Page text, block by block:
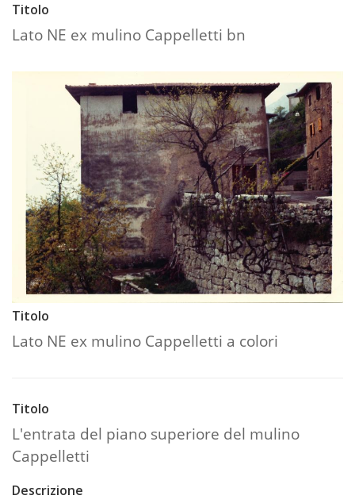
Titolo
Lato NE ex mulino Cappelletti bn
Titolo
Lato NE ex mulino Cappelletti a colori
Titolo
L'entrata del piano superiore del mulino
Cappelletti
Descrizione